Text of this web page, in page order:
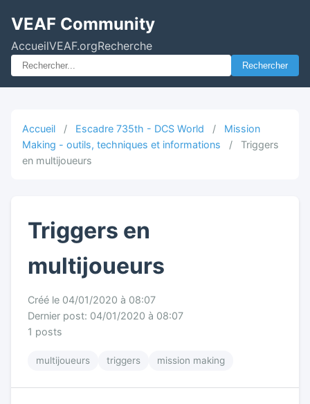
VEAF Community
AccueilVEAF.orgRecherche
Rechercher
Accueil / Escadre 735th - DCS World /
Mission
Making - outils, techniques et informations
/
Triggers
en multijoueurs
Triggers en
multijoueurs
Créé le 04/01/2020 à 08:07
Dernier post: 04/01/2020 à 08:07
1 posts
multijoueurs triggers mission making